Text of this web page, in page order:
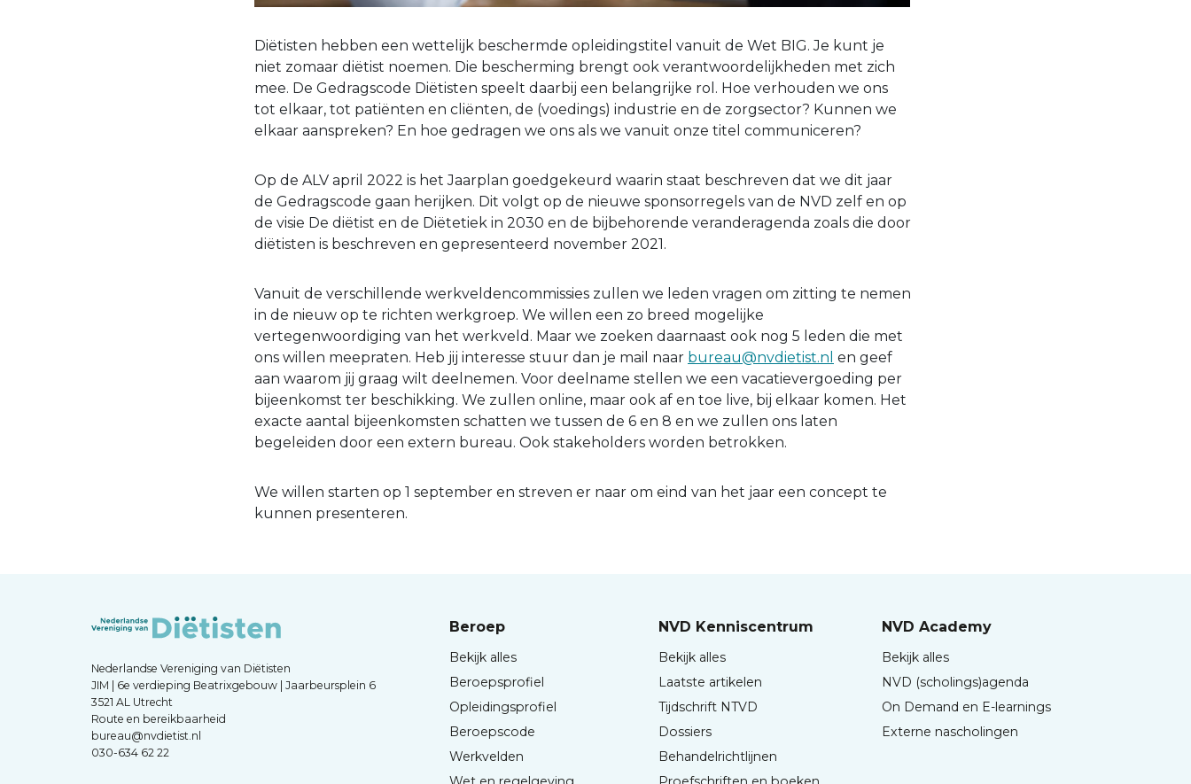
Diëtisten hebben een wettelijk beschermde opleidingstitel vanuit de Wet BIG. Je kunt je
niet zomaar diëtist noemen. Die bescherming brengt ook verantwoordelijkheden met zich
mee. De Gedragscode Diëtisten speelt daarbij een belangrijke rol. Hoe verhouden we ons
tot elkaar, tot patiënten en cliënten, de (voedings) industrie en de zorgsector? Kunnen we
elkaar aanspreken? En hoe gedragen we ons als we vanuit onze titel communiceren?
Op de ALV april 2022 is het Jaarplan goedgekeurd waarin staat beschreven dat we dit jaar
de Gedragscode gaan herijken. Dit volgt op de nieuwe sponsorregels van de NVD zelf en op
de visie De diëtist en de Diëtetiek in 2030 en de bijbehorende veranderagenda zoals die door
diëtisten is beschreven en gepresenteerd november 2021.
Vanuit de verschillende werkveldencommissies zullen we leden vragen om zitting te nemen
in de nieuw op te richten werkgroep. We willen een zo breed mogelijke
vertegenwoordiging van het werkveld. Maar we zoeken daarnaast ook nog 5 leden die met
ons willen meepraten. Heb jij interesse stuur dan je mail naar bureau@nvdietist.nl en geef
aan waarom jij graag wilt deelnemen. Voor deelname stellen we een vacatievergoeding per
bijeenkomst ter beschikking. We zullen online, maar ook af en toe live, bij elkaar komen. Het
exacte aantal bijeenkomsten schatten we tussen de 6 en 8 en we zullen ons laten
begeleiden door een extern bureau. Ook stakeholders worden betrokken.
We willen starten op 1 september en streven er naar om eind van het jaar een concept te
kunnen presenteren.
Nederlandse Vereniging van Diëtisten
JIM | 6e verdieping Beatrixgebouw | Jaarbeursplein 6
3521 AL Utrecht
Route en bereikbaarheid
bureau@nvdietist.nl
030-634 62 22
Beroep
Bekijk alles
Beroepsprofiel
Opleidingsprofiel
Beroepscode
Werkvelden
NVD Kenniscentrum
Bekijk alles
Laatste artikelen
Tijdschrift NTVD
Dossiers
Behandelrichtlijnen
NVD Academy
Bekijk alles
NVD (scholings)agenda
On Demand en E-learnings
Externe nascholingen